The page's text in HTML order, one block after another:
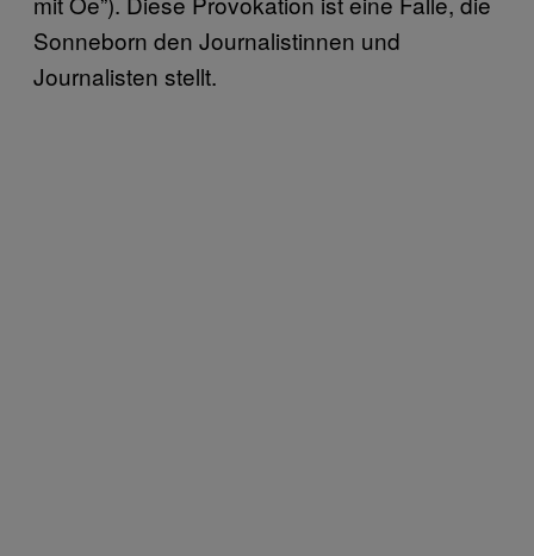
Sonneborn den Journalistinnen und
Journalisten stellt.